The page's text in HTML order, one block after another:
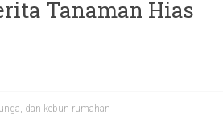
Tanaman Hias
dan kebun rumahan